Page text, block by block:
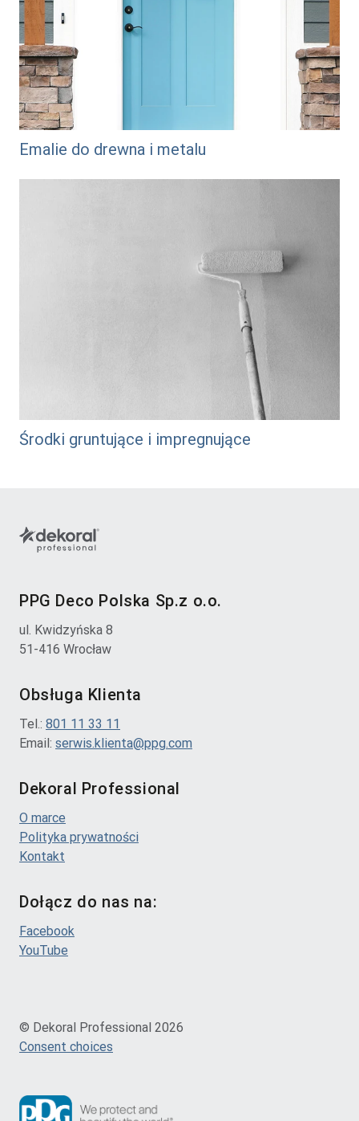
Emalie do drewna i metalu
Środki gruntujące i impregnujące
PPG Deco Polska Sp.z o.o.
ul. Kwidzyńska 8
51-416 Wrocław
Obsługa Klienta
Tel.: 801 11 33 11
Email: serwis.klienta@ppg.com
Dekoral Professional
O marce
Polityka prywatności
Kontakt
Dołącz do nas na:
Facebook
YouTube
© Dekoral Professional 2026
Consent choices